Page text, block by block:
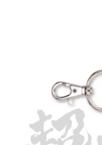
その他先行受付
プロジェクトアイマス
テイルズ オブ シリ
電音部